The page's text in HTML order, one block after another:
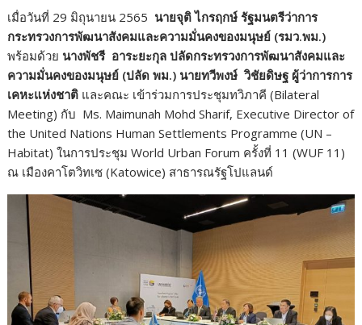
เมื่อวันที่ 29 มิถุนายน 2565 นายจุติ ไกรฤกษ์ รัฐมนตรีว่าการ
กระทรวงการพัฒนาสังคมและความมั่นคงของมนุษย์ (รมว.พม.)
พร้อมด้วย นางพัชรี อาระยะกุล ปลัดกระทรวงการพัฒนาสังคมและ
ความมั่นคงของมนุษย์ (ปลัด พม.) นายทวีพงษ์ วิชัยดิษฐ ผู้ว่าการการ
เคหะแห่งชาติ และคณะ เข้าร่วมการประชุมทวิภาคี (Bilateral
Meeting) กับ Ms. Maimunah Mohd Sharif, Executive Director of
the United Nations Human Settlements Programme (UN –
Habitat) ในการประชุม World Urban Forum ครั้งที่ 11 (WUF 11)
ณ เมืองคาโตวิทเซ (Katowice) สาธารณรัฐโปแลนด์